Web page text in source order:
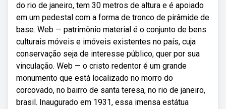
do rio de janeiro, tem 30 metros de altura e é apoiado
em um pedestal com a forma de tronco de pirâmide de
base. Web — patrimônio material é o conjunto de bens
culturais móveis e imóveis existentes no país, cuja
conservação seja de interesse público, quer por sua
vinculação. Web — o cristo redentor é um grande
monumento que está localizado no morro do
corcovado, no bairro de santa teresa, no rio de janeiro,
brasil. Inaugurado em 1931, essa imensa estátua